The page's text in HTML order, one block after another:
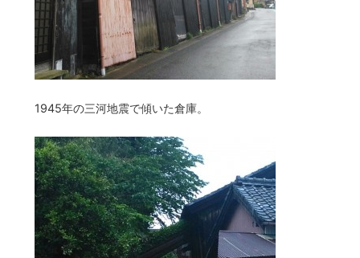
1945年の三河地震で傾いた倉庫。